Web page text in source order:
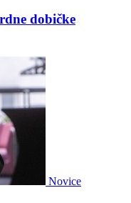
dobičke
Novice